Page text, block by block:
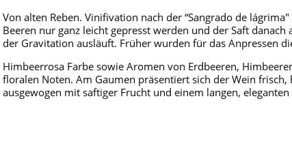
Von alten Reben. Vinifivation nach der “Sangrado de
Beeren nur ganz leicht gepresst werden und der Saft danach
der Gravitation ausläuft. Früher wurden für das Anpressen
Himbeerrosa Farbe sowie Aromen von Erdbeeren,
floralen Noten. Am Gaumen präsentiert sich der Wein
ausgewogen mit saftiger Frucht und einem langen, eleganten